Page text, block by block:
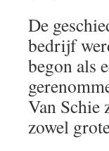
De
bedrijf
begon als
Van Schie
zowel